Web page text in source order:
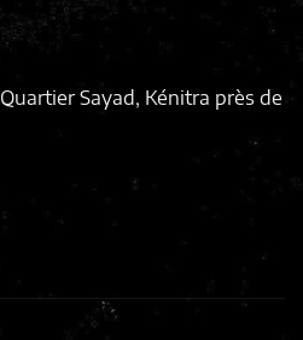
Quartier Sayad, Kénitra près de